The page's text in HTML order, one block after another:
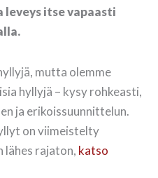
leveys itse vapaasti
mutta olemme
hyllyjä – kysy rohkeasti,
ja erikoissuunnittelun.
on viimeistelty
lähes rajaton, katso